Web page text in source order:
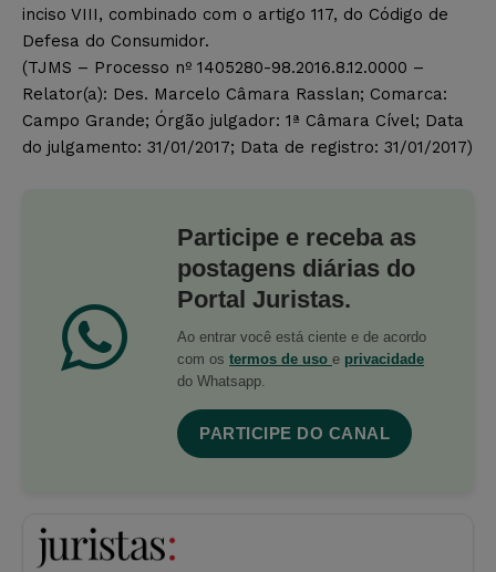
inciso VIII, combinado com o artigo 117, do Código de
Defesa do Consumidor.
(TJMS – Processo nº 1405280-98.2016.8.12.0000 –
Relator(a): Des. Marcelo Câmara Rasslan; Comarca:
Campo Grande; Órgão julgador: 1ª Câmara Cível; Data
do julgamento: 31/01/2017; Data de registro: 31/01/2017)
Participe e receba as
postagens diárias do
Portal Juristas.
Ao entrar você está ciente e de acordo
com os termos de uso e privacidade
do Whatsapp.
PARTICIPE DO CANAL